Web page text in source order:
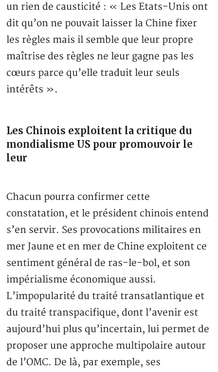
un rien de causticité : « Les Etats-Unis ont
dit qu’on ne pouvait laisser la Chine fixer
les règles mais il semble que leur propre
maîtrise des règles ne leur gagne pas les
cœurs parce qu’elle traduit leur seuls
intérêts ».
Les Chinois exploitent la critique du
mondialisme US pour promouvoir le
leur
Chacun pourra confirmer cette
constatation, et le président chinois entend
s’en servir. Ses provocations militaires en
mer Jaune et en mer de Chine exploitent ce
sentiment général de ras-le-bol, et son
impérialisme économique aussi.
L’impopularité du traité transatlantique et
du traité transpacifique, dont l’avenir est
aujourd’hui plus qu’incertain, lui permet de
proposer une approche multipolaire autour
de l’OMC. De là, par exemple, ses